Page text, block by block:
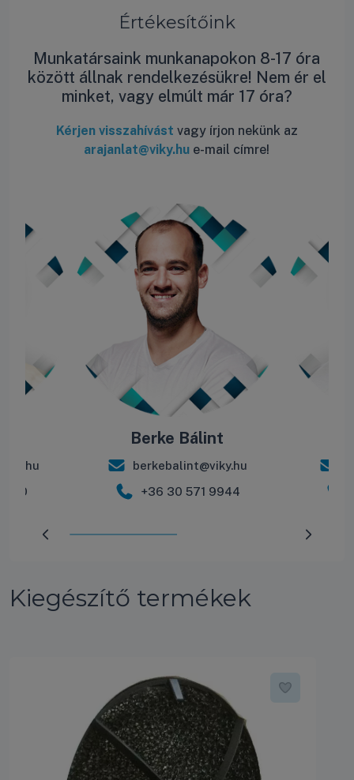
Értékesítőink
Munkatársaink munkanapokon 8-17 óra
között állnak rendelkezésükre! Nem ér el
minket, vagy elmúlt már 17 óra?
Kérjen visszahívást vagy írjon nekünk az
arajanlat@viky.hu e-mail címre!
Berke Bálint
berkebalint@viky.hu
+36 30 571 9944
Kiegészítő termékek